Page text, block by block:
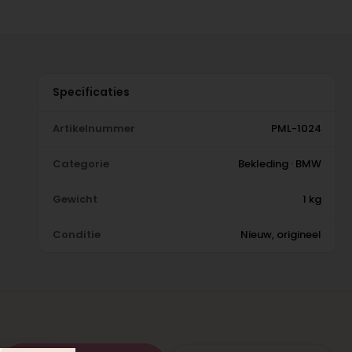
Specificaties
Artikelnummer PML-1024
Categorie Bekleding · BMW
Gewicht 1 kg
Conditie Nieuw, origineel